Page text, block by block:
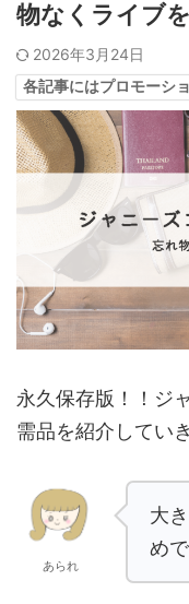
物なくライブ
2026年3月24日
各記事にはプロモーシ
永久保存版！！ジ
需品を紹介してい
あられ
大
め